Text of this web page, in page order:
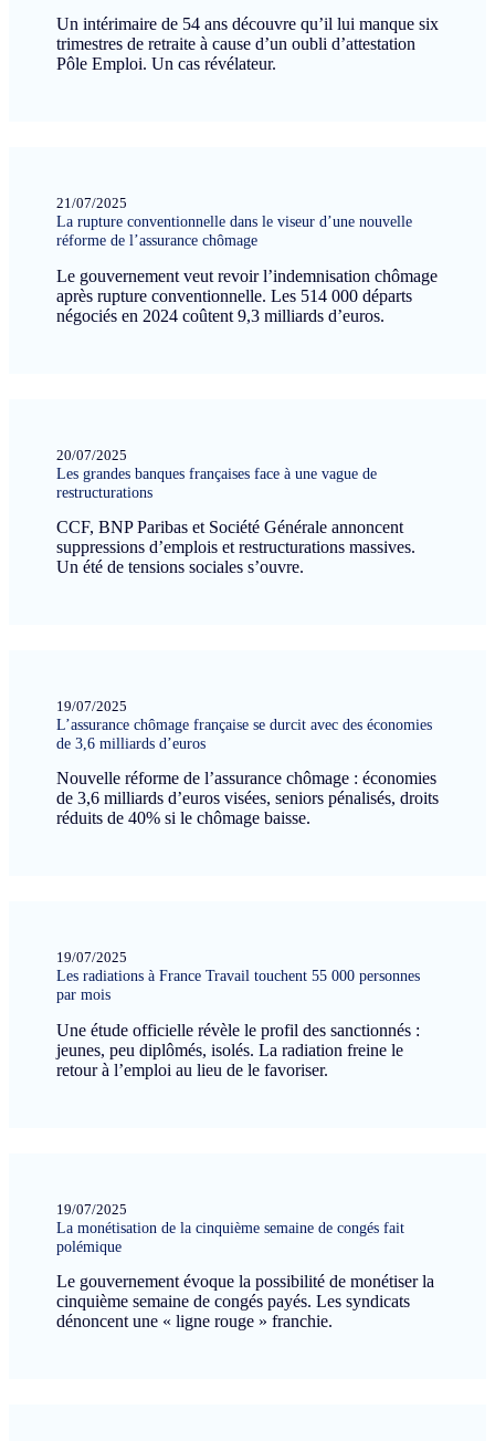
Un intérimaire de 54 ans découvre qu’il lui manque six
trimestres de retraite à cause d’un oubli d’attestation
Pôle Emploi. Un cas révélateur.
21/07/2025
La rupture conventionnelle dans le viseur d’une nouvelle
réforme de l’assurance chômage
Le gouvernement veut revoir l’indemnisation chômage
après rupture conventionnelle. Les 514 000 départs
négociés en 2024 coûtent 9,3 milliards d’euros.
20/07/2025
Les grandes banques françaises face à une vague de
restructurations
CCF, BNP Paribas et Société Générale annoncent
suppressions d’emplois et restructurations massives.
Un été de tensions sociales s’ouvre.
19/07/2025
L’assurance chômage française se durcit avec des économies
de 3,6 milliards d’euros
Nouvelle réforme de l’assurance chômage : économies
de 3,6 milliards d’euros visées, seniors pénalisés, droits
réduits de 40% si le chômage baisse.
19/07/2025
Les radiations à France Travail touchent 55 000 personnes
par mois
Une étude officielle révèle le profil des sanctionnés :
jeunes, peu diplômés, isolés. La radiation freine le
retour à l’emploi au lieu de le favoriser.
19/07/2025
La monétisation de la cinquième semaine de congés fait
polémique
Le gouvernement évoque la possibilité de monétiser la
cinquième semaine de congés payés. Les syndicats
dénoncent une « ligne rouge » franchie.